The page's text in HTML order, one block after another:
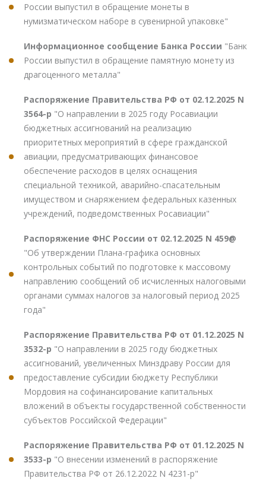
России выпустил в обращение монеты в
нумизматическом наборе в сувенирной упаковке"
Информационное сообщение Банка России "Банк
России выпустил в обращение памятную монету из
драгоценного металла"
Распоряжение Правительства РФ от 02.12.2025 N
3564-р "О направлении в 2025 году Росавиации
бюджетных ассигнований на реализацию
приоритетных мероприятий в сфере гражданской
авиации, предусматривающих финансовое
обеспечение расходов в целях оснащения
специальной техникой, аварийно-спасательным
имуществом и снаряжением федеральных казенных
учреждений, подведомственных Росавиации"
Распоряжение ФНС России от 02.12.2025 N 459@
"Об утверждении Плана-графика основных
контрольных событий по подготовке к массовому
направлению сообщений об исчисленных налоговыми
органами суммах налогов за налоговый период 2025
года"
Распоряжение Правительства РФ от 01.12.2025 N
3532-р "О направлении в 2025 году бюджетных
ассигнований, увеличенных Минздраву России для
предоставление субсидии бюджету Республики
Мордовия на софинансирование капитальных
вложений в объекты государственной собственности
субъектов Российской Федерации"
Распоряжение Правительства РФ от 01.12.2025 N
3533-р "О внесении изменений в распоряжение
Правительства РФ от 26.12.2022 N 4231-р"